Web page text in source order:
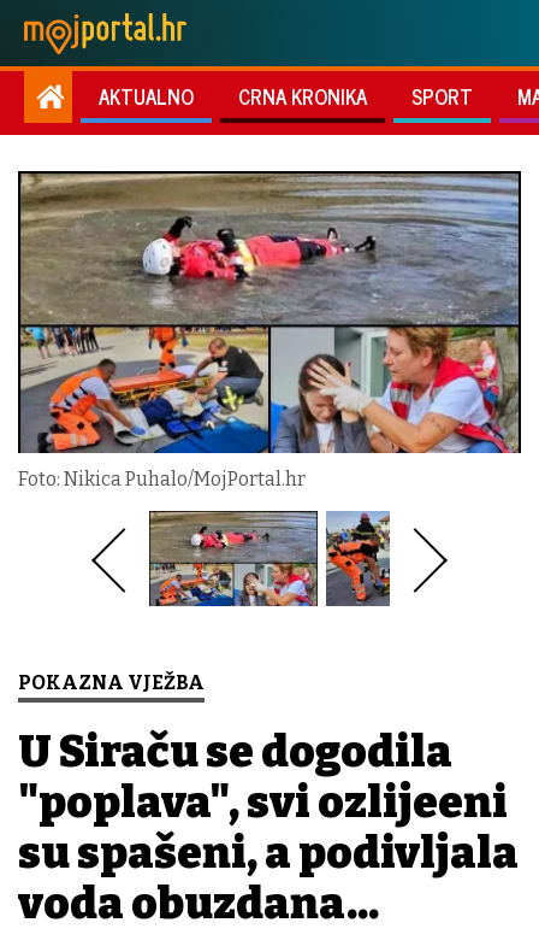
AKTUALNO CRNA KRONIKA SPORT
Foto: Nikica Puhalo/MojPortal.hr
POKAZNA VJEŽBA
U Siraču se dogodila
"poplava", svi ozlijeđeni
su spašeni, a podivljala
voda obuzdana...